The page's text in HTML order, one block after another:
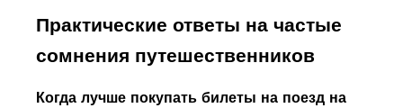
Практические ответы на частые
сомнения путешественников
Когда лучше покупать билеты на поезд на